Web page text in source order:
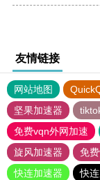
友情链接
网站地图
坚果加速器
免费vqn外网加速
旋风加速器
免
快连加速器
快